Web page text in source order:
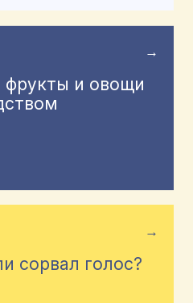
→
и овощи
→
сорвал голос?